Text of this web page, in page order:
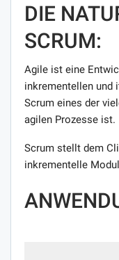
DIE
SCRUM:
Agile ist eine
inkrementellen und
Scrum eines der
agilen Prozesse ist.
Scrum stellt dem
inkrementelle